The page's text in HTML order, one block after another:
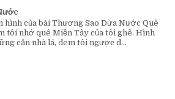
hình của bài Thương Sao Dừa Nước Quê
tôi nhớ quê Miền Tây của tôi ghê. Hình
căn nhà lá, đem tôi ngược d...